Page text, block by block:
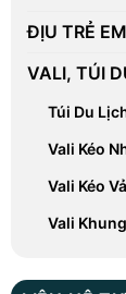
ĐỊU TRẺ EM
VALI, TÚI
Túi Du
Vali Kéo
Vali Kéo
Vali